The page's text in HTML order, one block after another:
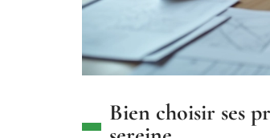
Bien choisir ses